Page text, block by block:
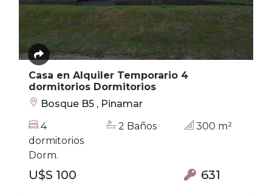
Casa en Alquiler Temporario 4
dormitorios Dormitorios
Bosque B5 , Pinamar
4
dormitorios
Dorm.
2 Baños 300 m²
U$S 100 631